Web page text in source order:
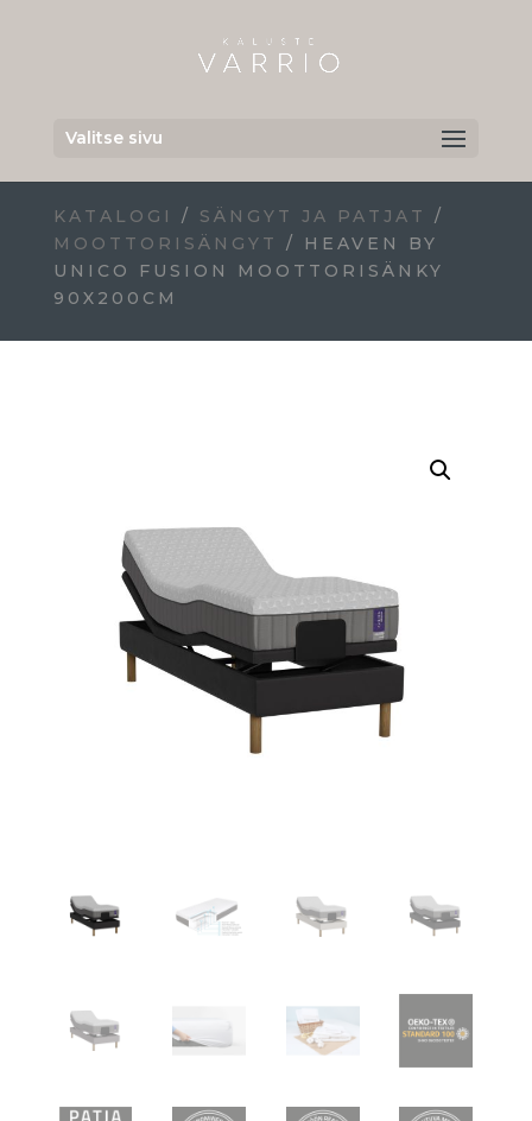
Valitse sivu
KATALOGI / SÄNGYT JA PATJAT
/
MOOTTORISÄNGYT
/ HEAVEN BY
UNICO FUSION MOOTTORISÄNKY
90X200CM